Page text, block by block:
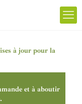
à jour pour la
et à aboutir